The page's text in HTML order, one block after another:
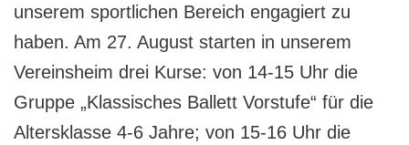
unserem sportlichen Bereich engagiert zu
haben. Am 27. August starten in unserem
Vereinsheim drei Kurse: von 14-15 Uhr die
Gruppe „Klassisches Ballett Vorstufe“ für die
Altersklasse 4-6 Jahre; von 15-16 Uhr die